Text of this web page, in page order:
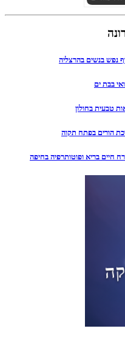
נפש בנשים בהרצליה
בבת ים
טבעית בחולון
הורים בפתח תקוה
חיים בריא ופוטותרפיה בחיפה